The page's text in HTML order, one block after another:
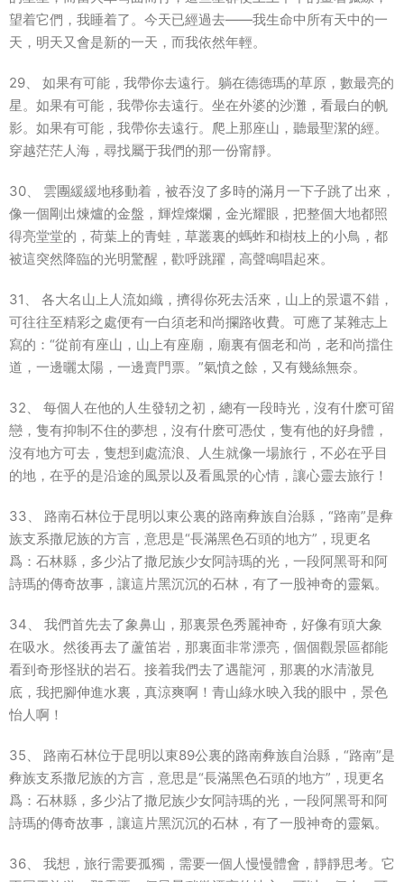
望着它們，我睡着了。今天已經過去——我生命中所有天中的一
天，明天又會是新的一天，而我依然年輕。
29、 如果有可能，我帶你去遠行。躺在德德瑪的草原，數最亮的
星。如果有可能，我帶你去遠行。坐在外婆的沙灘，看最白的帆
影。如果有可能，我帶你去遠行。爬上那座山，聽最聖潔的經。
穿越茫茫人海，尋找屬于我們的那一份甯靜。
30、 雲團緩緩地移動着，被吞沒了多時的滿月一下子跳了出來，
像一個剛出煉爐的金盤，輝煌燦爛，金光耀眼，把整個大地都照
得亮堂堂的，荷葉上的青蛙，草叢裏的螞蚱和樹枝上的小鳥，都
被這突然降臨的光明驚醒，歡呼跳躍，高聲鳴唱起來。
31、 各大名山上人流如織，擠得你死去活來，山上的景還不錯，
可往往至精彩之處便有一白須老和尚攔路收費。可應了某雜志上
寫的：“從前有座山，山上有座廟，廟裏有個老和尚，老和尚擋住
道，一邊曬太陽，一邊賣門票。”氣憤之餘，又有幾絲無奈。
32、 每個人在他的人生發轫之初，總有一段時光，沒有什麽可留
戀，隻有抑制不住的夢想，沒有什麽可憑仗，隻有他的好身體，
沒有地方可去，隻想到處流浪、人生就像一場旅行，不必在乎目
的地，在乎的是沿途的風景以及看風景的心情，讓心靈去旅行！
33、 路南石林位于昆明以東公裏的路南彜族自治縣，“路南”是彜
族支系撒尼族的方言，意思是“長滿黑色石頭的地方”，現更名
爲：石林縣，多少沾了撒尼族少女阿詩瑪的光，一段阿黑哥和阿
詩瑪的傳奇故事，讓這片黑沉沉的石林，有了一股神奇的靈氣。
34、 我們首先去了象鼻山，那裏景色秀麗神奇，好像有頭大象
在吸水。然後再去了蘆笛岩，那裏面非常漂亮，個個觀景區都能
看到奇形怪狀的岩石。接着我們去了遇龍河，那裏的水清澈見
底，我把腳伸進水裏，真涼爽啊！青山綠水映入我的眼中，景色
怡人啊！
35、 路南石林位于昆明以東89公裏的路南彜族自治縣，“路南”是
彜族支系撒尼族的方言，意思是“長滿黑色石頭的地方”，現更名
爲：石林縣，多少沾了撒尼族少女阿詩瑪的光，一段阿黑哥和阿
詩瑪的傳奇故事，讓這片黑沉沉的石林，有了一股神奇的靈氣。
36、 我想，旅行需要孤獨，需要一個人慢慢體會，靜靜思考。它